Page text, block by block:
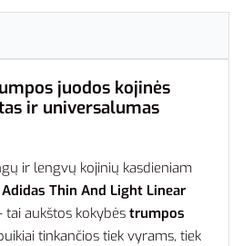
juodos kojinės
ir universalumas
ir lengvų kojinių kasdieniam
Adidas Thin And Light Linear
tai aukštos kokybės trumpos
tinkančios tiek vyrams, tiek